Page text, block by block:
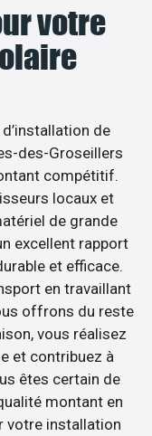
votre
de
des-Groseillers
compétitif.
locaux et
de grande
excellent rapport
et efficace.
en travaillant
offrons du reste
vous réalisez
et contribuez à
êtes certain de
montant en
votre installation